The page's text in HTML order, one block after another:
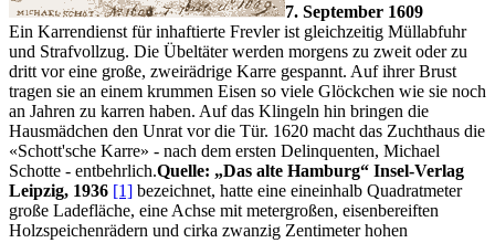
7. September 1609
Ein Karrendienst für inhaftierte Frevler ist gleichzeitig Müllabfuhr
und Strafvollzug. Die Übeltäter werden morgens zu zweit oder zu
dritt vor eine große, zweirädrige Karre gespannt. Auf ihrer Brust
tragen sie an einem krummen Eisen so viele Glöckchen wie sie noch
an Jahren zu karren haben. Auf das Klingeln hin bringen die
Hausmädchen den Unrat vor die Tür. 1620 macht das Zuchthaus die
Schott'sche Karre
- nach dem ersten Delinquenten, Michael
Schotte - entbehrlich.Quelle: Das alte Hamburg
Insel-Verlag
Leipzig, 1936 [1] bezeichnet, hatte eine eineinhalb Quadratmeter
große Ladefläche, eine Achse mit metergroßen, eisenbereiften
Holzspeichenrädern und cirka zwanzig Zentimeter hohen